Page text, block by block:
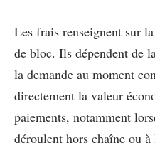
Les frais renseignent sur
de bloc. Ils dépendent de
la demande au moment
directement la valeur
paiements, notamment
déroulent hors chaîne ou